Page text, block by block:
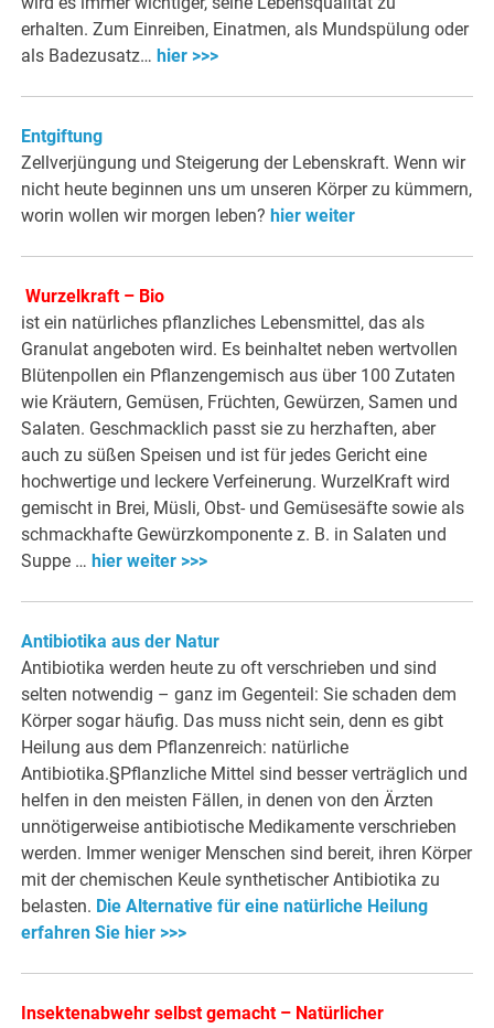
erhalten. Zum Einreiben, Einatmen, als Mundspülung oder
als Badezusatz… hier >>>
Entgiftung
Zellverjüngung und Steigerung der Lebenskraft. Wenn wir
nicht heute beginnen uns um unseren Körper zu kümmern,
worin wollen wir morgen leben? hier weiter
Wurzelkraft – Bio
ist ein natürliches pflanzliches Lebensmittel, das als
Granulat angeboten wird. Es beinhaltet neben wertvollen
Blütenpollen ein Pflanzengemisch aus über 100 Zutaten
wie Kräutern, Gemüsen, Früchten, Gewürzen, Samen und
Salaten. Geschmacklich passt sie zu herzhaften, aber
auch zu süßen Speisen und ist für jedes Gericht eine
hochwertige und leckere Verfeinerung. WurzelKraft wird
gemischt in Brei, Müsli, Obst- und Gemüsesäfte sowie als
schmackhafte Gewürzkomponente z. B. in Salaten und
Suppe … hier weiter >>>
Antibiotika aus der Natur
Antibiotika werden heute zu oft verschrieben und sind
selten notwendig – ganz im Gegenteil: Sie schaden dem
Körper sogar häufig. Das muss nicht sein, denn es gibt
Heilung aus dem Pflanzenreich: natürliche
Antibiotika.§Pflanzliche Mittel sind besser verträglich und
helfen in den meisten Fällen, in denen von den Ärzten
unnötigerweise antibiotische Medikamente verschrieben
werden. Immer weniger Menschen sind bereit, ihren Körper
mit der chemischen Keule synthetischer Antibiotika zu
belasten. Die Alternative für eine natürliche Heilung
erfahren Sie hier >>>
Insektenabwehr selbst gemacht – Natürlicher